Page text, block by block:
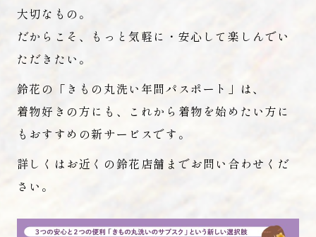
大切なもの。
だからこそ、もっと気軽に・安心して楽しんでい
ただきたい。
鈴花の「きもの丸洗い年間パスポート」は、
着物好きの方にも、これから着物を始めたい方に
もおすすめの新サービスです。
詳しくはお近くの鈴花店舗までお問い合わせくだ
さい。